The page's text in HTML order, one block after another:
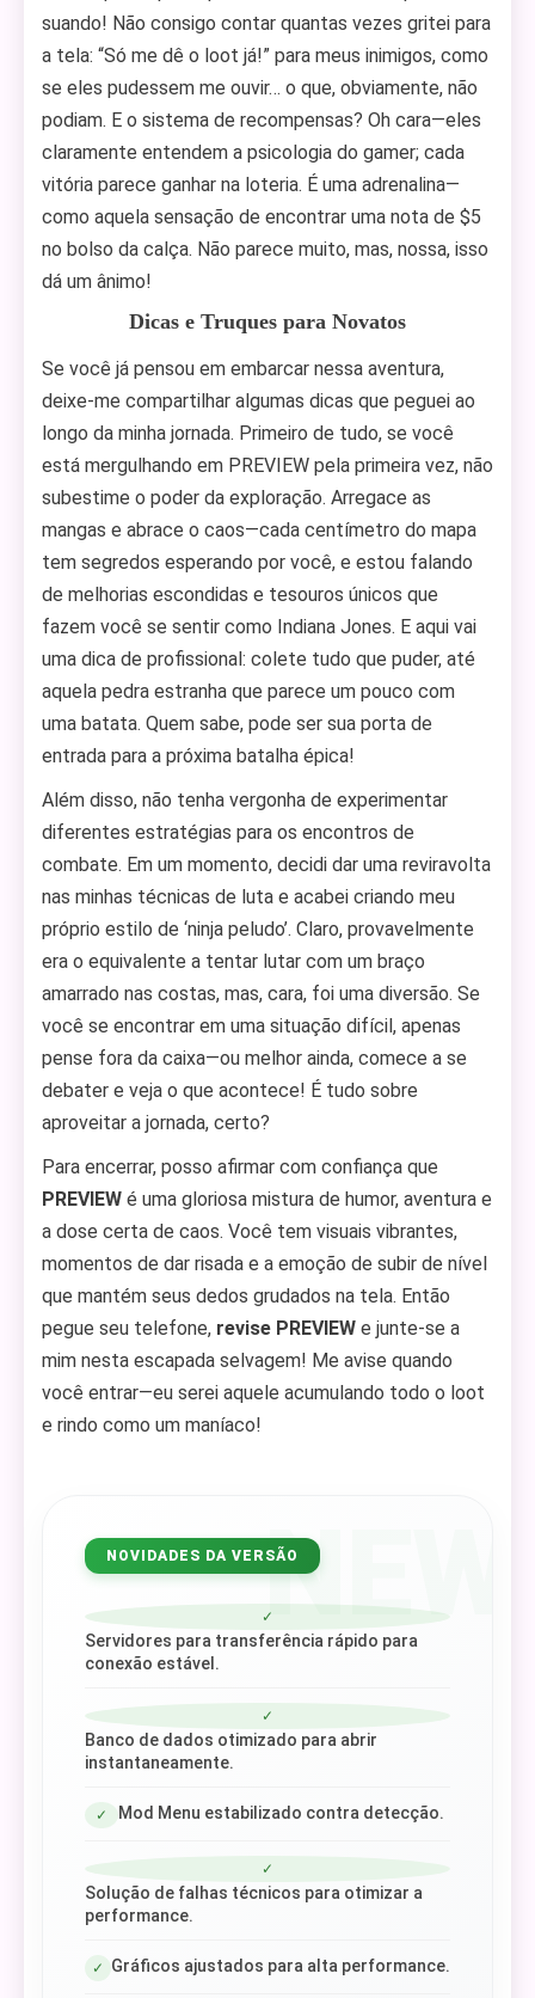
suando! Não consigo contar quantas vezes gritei para
a tela: “Só me dê o loot já!” para meus inimigos, como
se eles pudessem me ouvir… o que, obviamente, não
podiam. E o sistema de recompensas? Oh cara—eles
claramente entendem a psicologia do gamer; cada
vitória parece ganhar na loteria. É uma adrenalina—
como aquela sensação de encontrar uma nota de $5
no bolso da calça. Não parece muito, mas, nossa, isso
dá um ânimo!
Dicas e Truques para Novatos
Se você já pensou em embarcar nessa aventura,
deixe-me compartilhar algumas dicas que peguei ao
longo da minha jornada. Primeiro de tudo, se você
está mergulhando em PREVIEW pela primeira vez, não
subestime o poder da exploração. Arregace as
mangas e abrace o caos—cada centímetro do mapa
tem segredos esperando por você, e estou falando
de melhorias escondidas e tesouros únicos que
fazem você se sentir como Indiana Jones. E aqui vai
uma dica de profissional: colete tudo que puder, até
aquela pedra estranha que parece um pouco com
uma batata. Quem sabe, pode ser sua porta de
entrada para a próxima batalha épica!
Além disso, não tenha vergonha de experimentar
diferentes estratégias para os encontros de
combate. Em um momento, decidi dar uma reviravolta
nas minhas técnicas de luta e acabei criando meu
próprio estilo de ‘ninja peludo’. Claro, provavelmente
era o equivalente a tentar lutar com um braço
amarrado nas costas, mas, cara, foi uma diversão. Se
você se encontrar em uma situação difícil, apenas
pense fora da caixa—ou melhor ainda, comece a se
debater e veja o que acontece! É tudo sobre
aproveitar a jornada, certo?
Para encerrar, posso afirmar com confiança que
PREVIEW é uma gloriosa mistura de humor, aventura e
a dose certa de caos. Você tem visuais vibrantes,
momentos de dar risada e a emoção de subir de nível
que mantém seus dedos grudados na tela. Então
pegue seu telefone, revise PREVIEW e junte-se a
mim nesta escapada selvagem! Me avise quando
você entrar—eu serei aquele acumulando todo o loot
e rindo como um maníaco!
NEW
NOVIDADES DA VERSÃO
✓
Servidores para transferência rápido para
conexão estável.
✓
Banco de dados otimizado para abrir
instantaneamente.
✓ Mod Menu estabilizado contra detecção.
✓
Solução de falhas técnicos para otimizar a
performance.
✓ Gráficos ajustados para alta performance.